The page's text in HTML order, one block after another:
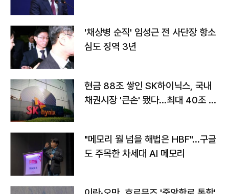
'채상병 순직' 임성근 전 사단장 항소
심도 징역 3년
현금 88조 쌓인 SK하이닉스, 국내
채권시장 '큰손' 됐다…최대 40조 투
"메모리 월 넘을 해법은 HBF"…구글
도 주목한 차세대 AI 메모리